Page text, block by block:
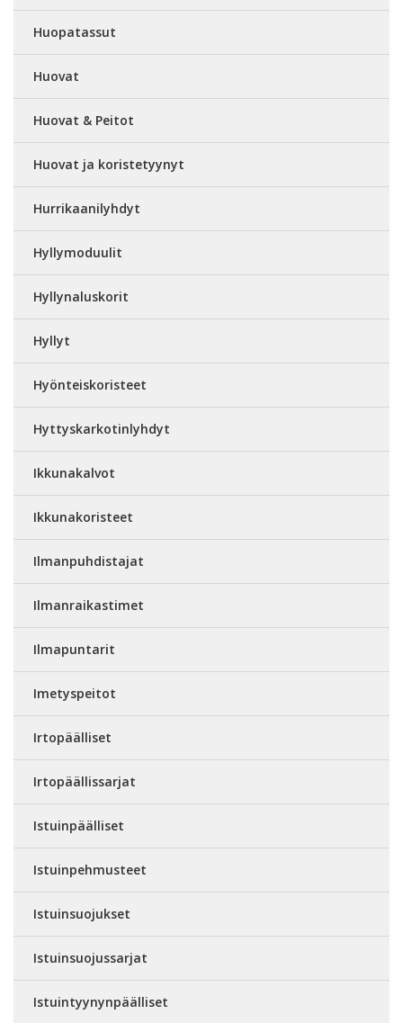
Huopatassut
Huovat
Huovat & Peitot
Huovat ja koristetyynyt
Hurrikaanilyhdyt
Hyllymoduulit
Hyllynaluskorit
Hyllyt
Hyönteiskoristeet
Hyttyskarkotinlyhdyt
Ikkunakalvot
Ikkunakoristeet
Ilmanpuhdistajat
Ilmanraikastimet
Ilmapuntarit
Imetyspeitot
Irtopäälliset
Irtopäällissarjat
Istuinpäälliset
Istuinpehmusteet
Istuinsuojukset
Istuinsuojussarjat
Istuintyynynpäälliset